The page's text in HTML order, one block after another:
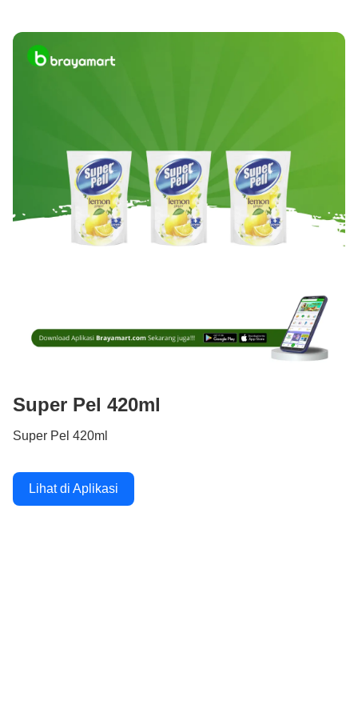
Super Pel 420ml
Super Pel 420ml
Lihat di Aplikasi